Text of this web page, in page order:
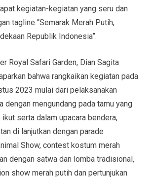
kegiatan-kegiatan yang seru dan
tagline “Semarak Merah Putih,
Republik Indonesia”.
Royal Safari Garden, Dian Sagita
bahwa rangkaikan kegiatan pada
2023 mulai dari pelaksanakan
dengan mengundang pada tamu yang
serta dalam upacara bendera,
di lanjutkan dengan parade
Show, contest kostum merah
dengan satwa dan lomba tradisional,
show merah putih dan pertunjukan